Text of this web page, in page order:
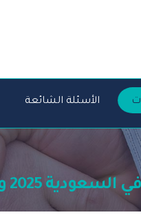
الأسئلة الشائعة
التحديثات